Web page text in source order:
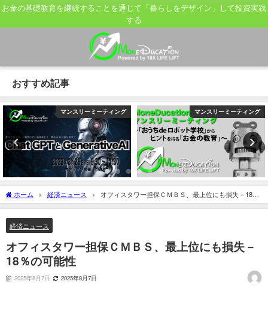
お金の基礎教育を継続することを通じて「暮らしをデザイン」して投資実践
する
おすすめ記事
マンスリーミーティング マンスリーミーティング
ホーム 経済ニュース
オフィスタワー担保ＣＭＢＳ、最上位にも損失－18％
の可能性
経済ニュース
オフィスタワー担保ＣＭＢＳ、最上位にも損失－
18％の可能性
2025年8月7日 2025年8月7日